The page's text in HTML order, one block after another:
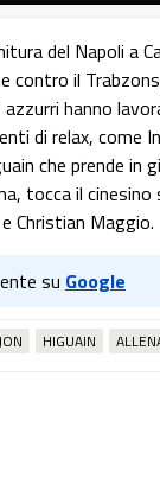
del Napoli a
contro il
hanno
di relax, come
che prende in
tocca il
Christian Maggio.
su Google
HIGUAIN